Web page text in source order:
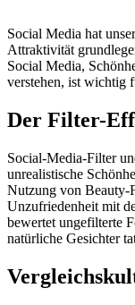
Social Media hat
Attraktivität
Social Media,
verstehen, ist wichtig
Der Filter-
Social-Media-Filter
unrealistische
Nutzung von Beauty-
Unzufriedenheit mit
bewertet ungefilterte
natürliche Gesichter